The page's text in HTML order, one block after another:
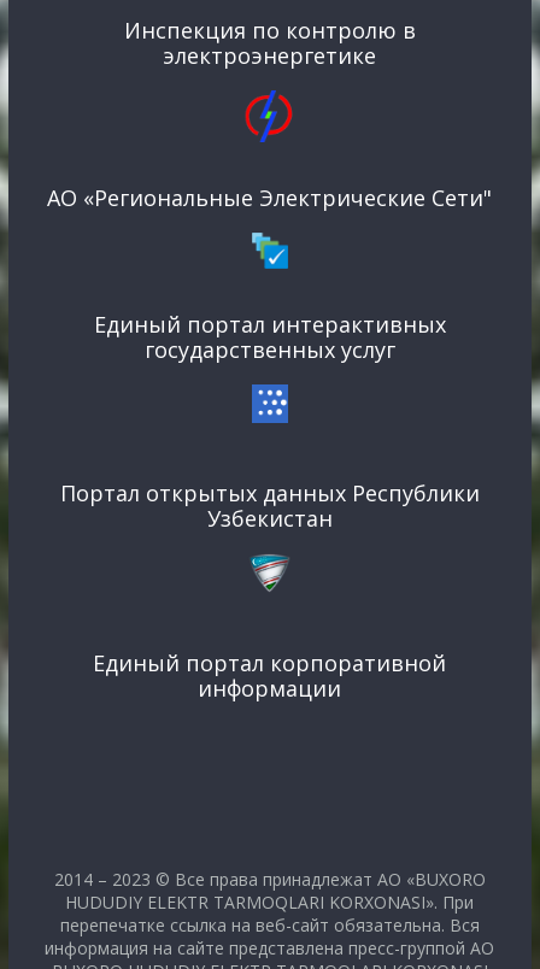
Инспекция по контролю в
электроэнергетике
АО «Региональные Электрические Сети"
Единый портал интерактивных
государственных услуг
Портал открытых данных Республики
Узбекистан
Единый портал корпоративной
информации
2014 – 2023 © Все права принадлежат АО «BUXORO
HUDUDIY ELEKTR TARMOQLARI KORXONASI». При
перепечатке ссылка на веб-сайт обязательна. Вся
информация на сайте представлена пресс-группой АО